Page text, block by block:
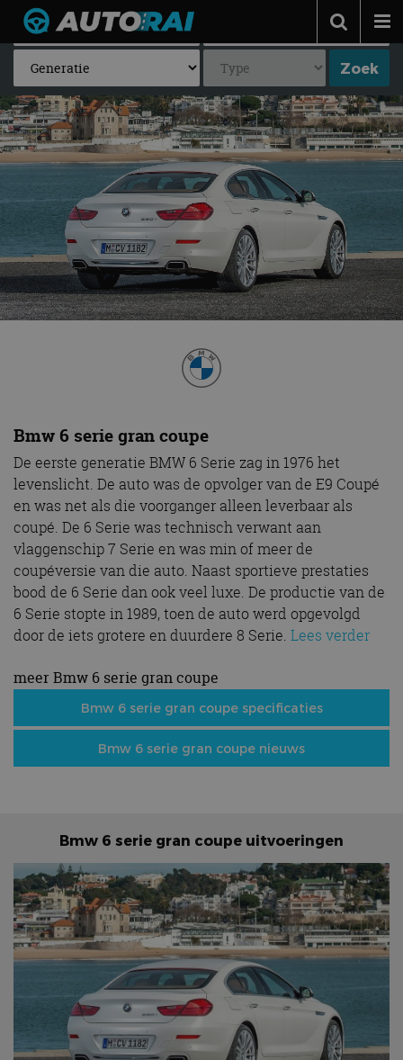
Autonieuws
Podcast
Autotests
Automerken
Adverteren
Contact
MotorRAI.nl
Bmw 6 serie gran coupe
De eerste generatie BMW 6 Serie zag in 1976 het
levenslicht. De auto was de opvolger van de E9 Coupé
en was net als die voorganger alleen leverbaar als
coupé. De 6 Serie was technisch verwant aan
vlaggenschip 7 Serie en was min of meer de
coupéversie van die auto. Naast sportieve prestaties
bood de 6 Serie dan ook veel luxe. De productie van de
6 Serie stopte in 1989, toen de auto werd opgevolgd
door de iets grotere en duurdere 8 Serie. Lees verder
meer Bmw 6 serie gran coupe
Bmw 6 serie gran coupe specificaties
Bmw 6 serie gran coupe nieuws
Bmw 6 serie gran coupe uitvoeringen